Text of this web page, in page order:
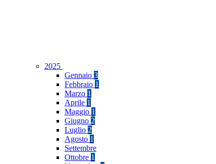
2025
Gennaio 3
Febbraio 1
Marzo 1
Aprile 1
Maggio 1
Giugno 2
Luglio 2
Agosto 1
Settembre
Ottobre 1